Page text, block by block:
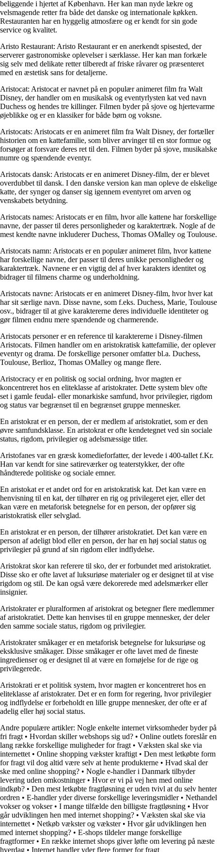
beliggende i hjertet af København. Her kan man nyde lækre og
velsmagende retter fra både det danske og internationale køkken.
Restauranten har en hyggelig atmosfære og er kendt for sin gode
service og kvalitet.
Aristo Restaurant: Aristo Restaurant er en anerkendt spisested, der
serverer gastronomiske oplevelser i særklasse. Her kan man forkæle
sig selv med delikate retter tilberedt af friske råvarer og præsenteret
med en æstetisk sans for detaljerne.
Aristocat: Aristocat er navnet på en populær animeret film fra Walt
Disney, der handler om en musikalsk og eventyrlysten kat ved navn
Duchess og hendes tre killinger. Filmen byder på sjove og hjertevarme
øjeblikke og er en klassiker for både børn og voksne.
Aristocats: Aristocats er en animeret film fra Walt Disney, der fortæller
historien om en kattefamilie, som bliver arvinger til en stor formue og
forsøger at forsvare deres ret til den. Filmen byder på sjove, musikalske
numre og spændende eventyr.
Aristocats dansk: Aristocats er en animeret Disney-film, der er blevet
overdubbet til dansk. I den danske version kan man opleve de elskelige
katte, der synger og danser sig igennem eventyret om arven og
venskabets betydning.
Aristocats names: Aristocats er en film, hvor alle kattene har forskellige
navne, der passer til deres personligheder og karaktertræk. Nogle af de
mest kendte navne inkluderer Duchess, Thomas OMalley og Toulouse.
Aristocats namn: Aristocats er en populær animeret film, hvor kattene
har forskellige navne, der passer til deres unikke personligheder og
karaktertræk. Navnene er en vigtig del af hver karakters identitet og
bidrager til filmens charme og underholdning.
Aristocats navne: Aristocats er en animeret Disney-film, hvor hver kat
har sit særlige navn. Disse navne, som f.eks. Duchess, Marie, Toulouse
osv., bidrager til at give karaktererne deres individuelle identiteter og
gør filmen endnu mere spændende og charmerende.
Aristocats personer er en reference til karaktererne i Disney-filmen
Aristocats. Filmen handler om en aristokratisk kattefamilie, der oplever
eventyr og drama. De forskellige personer omfatter bl.a. Duchess,
Toulouse, Berlioz, Thomas OMalley og mange flere.
Aristocracy er en politisk og social ordning, hvor magten er
koncentreret hos en eliteklasse af aristokrater. Dette system blev ofte
set i gamle feudal- eller monarkiske samfund, hvor privilegier, rigdom
og status var begrænset til en begrænset gruppe mennesker.
En aristokrat er en person, der er medlem af aristokratiet, som er den
øvre samfundsklasse. En aristokrat er ofte kendetegnet ved sin sociale
status, rigdom, privilegier og adelsmæssige titler.
Aristofanes var en græsk komedieforfatter, der levede i 400-tallet f.Kr.
Han var kendt for sine satireværker og teaterstykker, der ofte
håndterede politiske og sociale emner.
En aristokat er et andet ord for en aristokratisk kat. Det kan være en
henvisning til en kat, der tilhører en rig og privilegeret ejer, eller det
kan være en metaforisk betegnelse for en person, der opfører sig
aristokratisk eller selvglad.
En aristokrat er en person, der tilhører aristokratiet. Det kan være en
person af adeligt blod eller en person, der har en høj social status og
privilegier på grund af sin rigdom eller indflydelse.
Aristokrat skor kan referere til sko, der er forbundet med aristokratiet.
Disse sko er ofte lavet af luksuriøse materialer og er designet til at vise
rigdom og stil. De kan også være dekorerede med adelsmærker eller
insignier.
Aristokrater er pluralformen af aristokrat og betegner flere medlemmer
af aristokratiet. Dette kan henvises til en gruppe mennesker, der deler
den samme sociale status, rigdom og privilegier.
Aristokrater småkager er en metaforisk betegnelse for luksuriøse og
eksklusive småkager. Disse småkager er ofte lavet med de fineste
ingredienser og er designet til at være en fornøjelse for de rige og
privilegerede.
Aristokrati er et politisk system, hvor magten er koncentreret hos en
eliteklasse af aristokrater. Det er en form for regering, hvor privilegier
og indflydelse er forbeholdt en lille gruppe mennesker, der ofte er af
adelig eller høj social status.
Andre populære artikler: Nogle enkelte internet virksomheder byder på
fri fragt • Hvordan skiller webshops sig ud? • Online outlets foreslår en
lang række forskellige muligheder for fragt • Væksten skal ske via
internettet • Online shopping vækster kraftigt • Den mest letkøbte form
for fragt vil dog altid være selv at hente produkterne • Hvad skal der
ske med online shopping? • Nogle e-handler i Danmark tilbyder
levering uden omkostninger• Hvor er vi på vej hen med online
indkøb? • Den mest letkøbte fragtløsning er uden tvivl at du selv henter
ordren • E-handler yder diverse forskellige leveringsmidler• Nethandel
vokser og vokser• I mange tilfælde den billigste fragtløsning • Hvor
går udviklingen hen med internet shopping? • Væksten skal ske via
internettet • Netkøb vækster og vækster• Hvor går udviklingen hen
med internet shopping? • E-shops tildeler mange forskellige
fragtformer• En række internet shops giver løfte om levering på næste
hverdag • Internet handler yder flere former for fragt